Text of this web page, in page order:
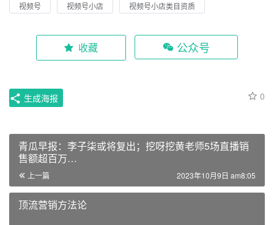
视频号 视频号小店 视频号小店类目资质
收藏 公众号
0
生成海报
青瓜早报：李子柒或将复出；挖呀挖黄老师5场直播销
售额超百万…
上一篇 2023年10月9日 am8:05
顶流营销方法论